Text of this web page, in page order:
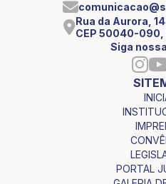
Rua da Aurora,
CEP 50040-090,
Siga
PORTAL